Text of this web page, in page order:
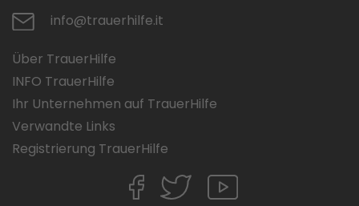
info@trauerhilfe.it
Über TrauerHilfe
INFO TrauerHilfe
Ihr Unternehmen auf TrauerHilfe
Verwandte Links
Registrierung TrauerHilfe